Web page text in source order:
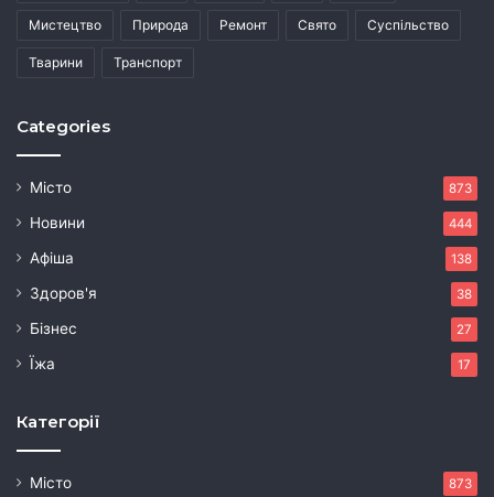
Мистецтво Природа Ремонт Свято Суспільство
Тварини Транспорт
Categories
Місто 873
Новини 444
Афіша 138
Здоров'я 38
Бізнес 27
Їжа 17
Категорії
Місто 873